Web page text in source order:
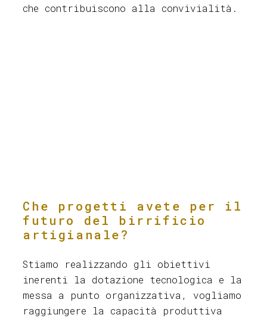
che contribuiscono alla convivialità.
Che progetti avete per il
futuro del birrificio
artigianale?
Stiamo realizzando gli obiettivi
inerenti la dotazione tecnologica e la
messa a punto organizzativa, vogliamo
raggiungere la capacità produttiva